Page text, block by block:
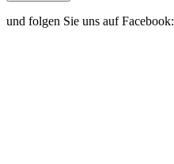
und folgen Sie uns auf Facebook: